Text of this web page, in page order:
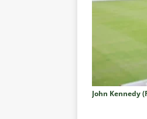
John Kennedy